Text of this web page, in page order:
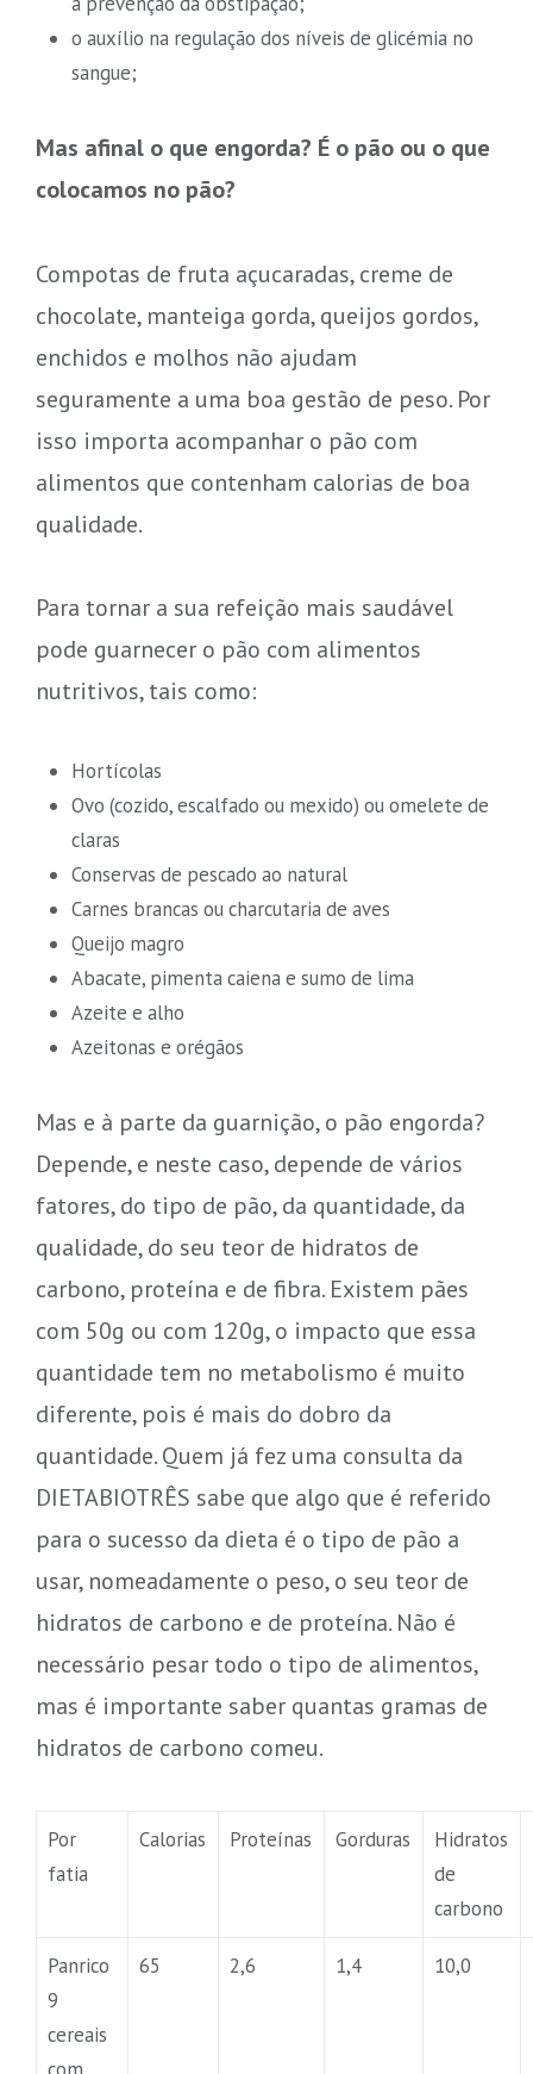
o auxílio na regulação dos níveis de glicémia no
sangue;
Mas afinal o que engorda? É o pão ou o que
colocamos no pão?
Compotas de fruta açucaradas, creme de
chocolate, manteiga gorda, queijos gordos,
enchidos e molhos não ajudam
seguramente a uma boa gestão de peso. Por
isso importa acompanhar o pão com
alimentos que contenham calorias de boa
qualidade.
Para tornar a sua refeição mais saudável
pode guarnecer o pão com alimentos
nutritivos, tais como:
Hortícolas
Ovo (cozido, escalfado ou mexido) ou omelete de
claras
Conservas de pescado ao natural
Carnes brancas ou charcutaria de aves
Queijo magro
Abacate, pimenta caiena e sumo de lima
Azeite e alho
Azeitonas e orégãos
Mas e à parte da guarnição, o pão engorda?
Depende, e neste caso, depende de vários
fatores, do tipo de pão, da quantidade, da
qualidade, do seu teor de hidratos de
carbono, proteína e de fibra. Existem pães
com 50g ou com 120g, o impacto que essa
quantidade tem no metabolismo é muito
diferente, pois é mais do dobro da
quantidade. Quem já fez uma consulta da
DIETABIOTRÊS sabe que algo que é referido
para o sucesso da dieta é o tipo de pão a
usar, nomeadamente o peso, o seu teor de
hidratos de carbono e de proteína. Não é
necessário pesar todo o tipo de alimentos,
mas é importante saber quantas gramas de
hidratos de carbono comeu.
Por
fatia
Calorias Proteínas Gorduras
Hidratos
de
carbono
Panrico
9
cereais
65 2,6 1,4 10,0